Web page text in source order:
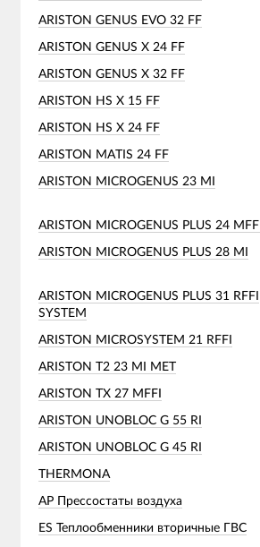
ARISTON GENUS EVO 32 FF
ARISTON GENUS X 24 FF
ARISTON GENUS X 32 FF
ARISTON HS X 15 FF
ARISTON HS X 24 FF
ARISTON MATIS 24 FF
ARISTON MICROGENUS 23 MI
ARISTON MICROGENUS PLUS 24 MFFI
ARISTON MICROGENUS PLUS 28 MI
ARISTON MICROGENUS PLUS 31 RFFI
SYSTEM
ARISTON MICROSYSTEM 21 RFFI
ARISTON T2 23 MI MET
ARISTON TX 27 MFFI
ARISTON UNOBLOC G 55 RI
ARISTON UNOBLOC G 45 RI
THERMONA
AP Прессостаты воздуха
ES Теплообменники вторичные ГВС